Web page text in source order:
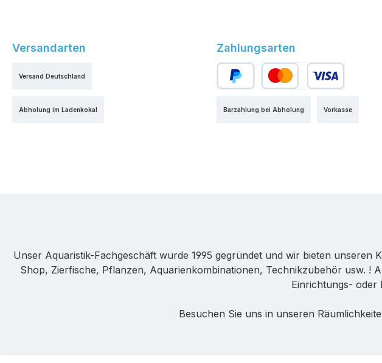
Versandarten
Versand Deutschland
Abholung im Ladenkokal
Zahlungsarten
Vorkasse
Barzahlung bei Abholung
Unser Aquaristik-Fachgeschäft wurde 1995 gegründet und wir bieten
Shop, Zierfische, Pflanzen, Aquarienkombinationen, Technikzubehör usw.
Einrichtungs- oder
Besuchen Sie uns in unseren